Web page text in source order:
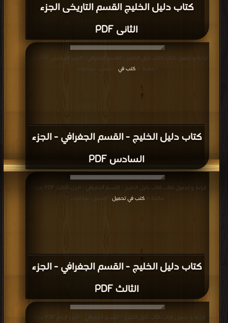
كتاب دليل الخليج القسم التاريخى الجزء
الثانى PDF
كتاب دليل الخليج - القسم الجغرافي - الجزء
السادس PDF
| مكتبة > كتب في | التحميل : مرة/مرات
كتاب دليل الخليج - القسم الجغرافي - الجزء
الثالث PDF
قراءة و تحميل كتاب كتاب دليل الخليج - القسم الجغرافي - الجزء الثالث PDF مجانا |
مكتبة > كتب في تحميل | التحميل : مرة/مرات
قراءة و تحميل كتاب كتاب دليل الخليج - القسم الجغرافي - الجزء الرابع PDF مجانا |